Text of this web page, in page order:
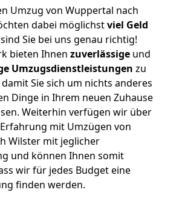
Umzug von Wuppertal nach
dabei möglichstviel Geld
Sie bei uns genau richtig!
bieten Ihnen zuverlässige und
Umzugsdienstleistungen zu
Sie sich um nichts anderes
Dinge in Ihrem neuen Zuhause
Weiterhin verfügen wir über
mit Umzügen von
Wilster mit jeglicher
und können Ihnen somit
wir für jedes Budget eine
finden werden.